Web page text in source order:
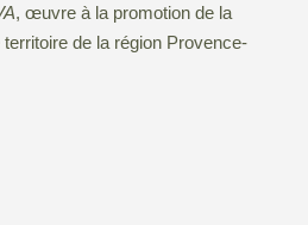
, œuvre à la promotion de la
de la région Provence-
d’Azur.